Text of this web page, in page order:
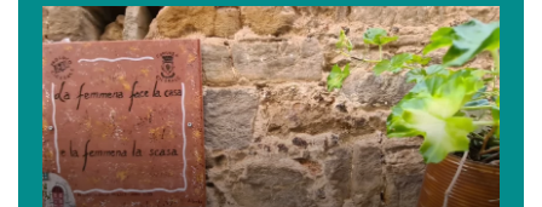
Podcast
–
I
proverbi
cilentani
raccontati
da
Guido